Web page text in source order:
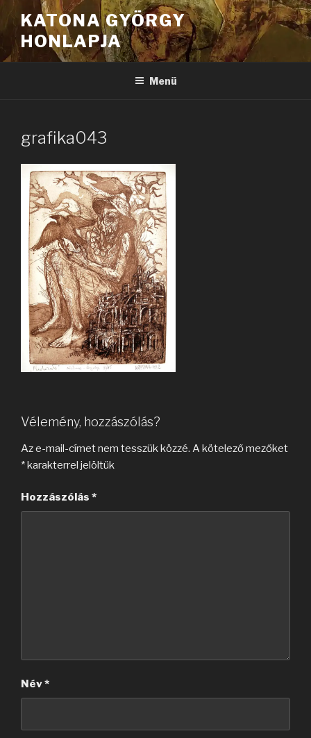
Tartalomhoz
KATONA GYÖRGY
HONLAPJA
Menü
grafika043
Vélemény, hozzászólás?
Az e-mail-címet nem tesszük közzé. A kötelező mezőket
*karakterrel jelöltük
Hozzászólás *
Név*